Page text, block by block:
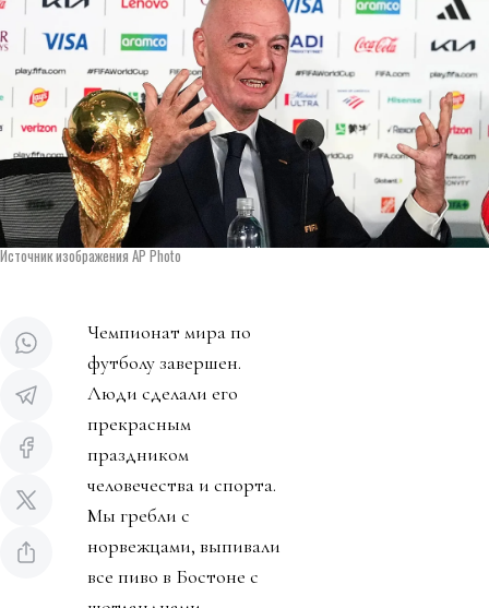
Источник изображения AP Photo
Чемпионат мира по
футболу завершен.
Люди сделали его
прекрасным
праздником
человечества и спорта.
Мы гребли с
норвежцами, выпивали
все пиво в Бостоне с